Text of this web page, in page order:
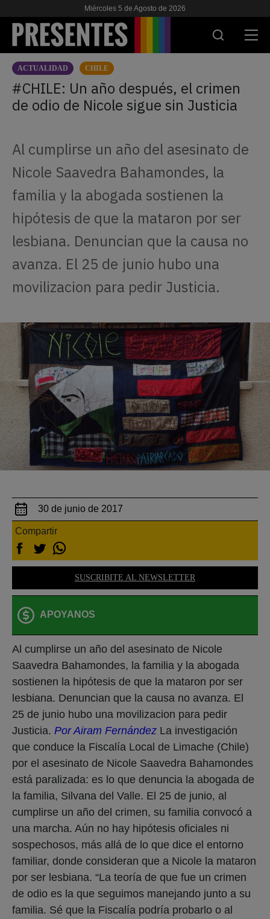
Miércoles 5 de Agosto de 2026
ACTUALIDAD
INVESTIGACIONES
ESCUELA
APOYANOS
ES EN
ACTUALIDAD CHILE
#CHILE: Un año después, el crimen
de odio de Nicole sigue sin Justicia
Al cumplirse un año del asesinato de
Nicole Saavedra Bahamondes, la
familia y la abogada sostienen la
hipótesis de que la mataron por ser
lesbiana. Denuncian que la causa no
avanza. El 25 de junio hubo una
movilizacion para pedir Justicia.
30 de junio de 2017
Compartir
SUSCRIBITE AL NEWSLETTER
APOYANOS
Al cumplirse un año del asesinato de Nicole
Saavedra Bahamondes, la familia y la abogada
sostienen la hipótesis de que la mataron por ser
lesbiana. Denuncian que la causa no avanza. El
25 de junio hubo una movilizacion para pedir
Justicia. Por Airam Fernández La investigación
que conduce la Fiscalía Local de Limache (Chile)
por el asesinato de Nicole Saavedra Bahamondes
está paralizada: es lo que denuncia la abogada de
la familia, Silvana del Valle. El 25 de junio, al
cumplirse un año del crimen, su familia convocó a
una marcha. Aún no hay hipótesis oficiales ni
sospechosos, más allá de lo que dice el entorno
familiar, donde consideran que a Nicole la mataron
por ser lesbiana. “La teoría de que fue un crimen
de odio es la que seguimos manejando junto a su
familia. Sé que la Fiscalía podría probarlo o al